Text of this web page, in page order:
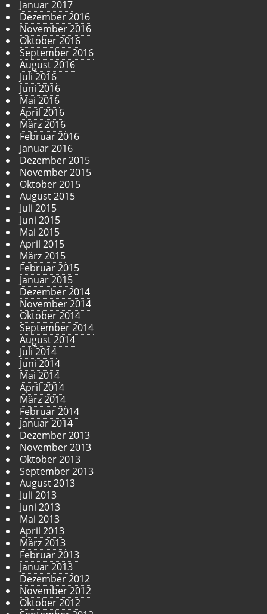
Januar 2017
Dezember 2016
November 2016
Oktober 2016
September 2016
August 2016
Juli 2016
Juni 2016
Mai 2016
April 2016
März 2016
Februar 2016
Januar 2016
Dezember 2015
November 2015
Oktober 2015
August 2015
Juli 2015
Juni 2015
Mai 2015
April 2015
März 2015
Februar 2015
Januar 2015
Dezember 2014
November 2014
Oktober 2014
September 2014
August 2014
Juli 2014
Juni 2014
Mai 2014
April 2014
März 2014
Februar 2014
Januar 2014
Dezember 2013
November 2013
Oktober 2013
September 2013
August 2013
Juli 2013
Juni 2013
Mai 2013
April 2013
März 2013
Februar 2013
Januar 2013
Dezember 2012
November 2012
Oktober 2012